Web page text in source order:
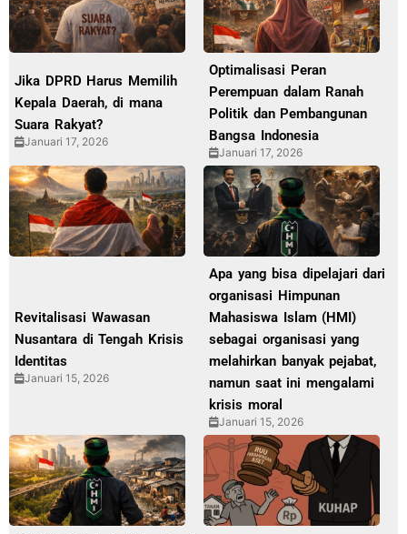
Jika DPRD Harus Memilih
Kepala Daerah, di mana
Suara Rakyat?
Januari 17, 2026
Optimalisasi Peran
Perempuan dalam Ranah
Politik dan Pembangunan
Bangsa Indonesia
Januari 17, 2026
Revitalisasi Wawasan
Nusantara di Tengah Krisis
Identitas
Januari 15, 2026
Apa yang bisa dipelajari dari
organisasi Himpunan
Mahasiswa Islam (HMI)
sebagai organisasi yang
melahirkan banyak pejabat,
namun saat ini mengalami
krisis moral
Januari 15, 2026